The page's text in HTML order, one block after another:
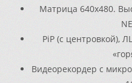
Матрица 640x480.
PiP (с центровкой),
Видеорекордер с